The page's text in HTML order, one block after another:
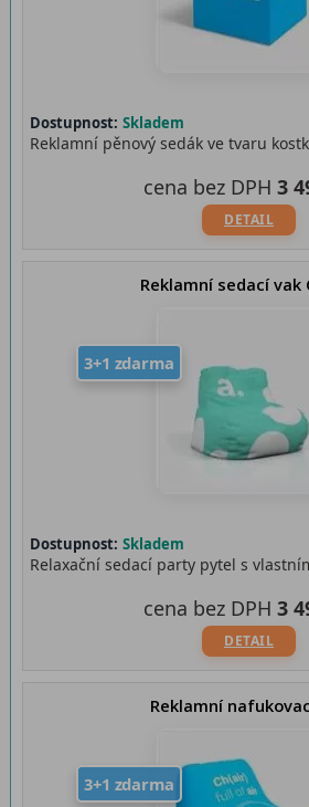
Dostupnost: Skladem
Reklamní pěnový sedák ve tvaru
DETAIL
cena bez DPH 3
Reklamní sedací vak
3+1 zdarma
Dostupnost: Skladem
Relaxační sedací party pytel s
DETAIL
cena bez DPH 3
Reklamní
3+1 zdarma